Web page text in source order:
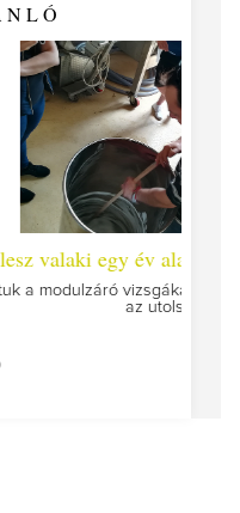
borász #25
már lázasan készülünk